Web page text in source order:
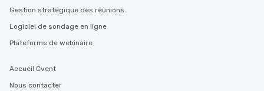
Gestion stratégique des réunions
Logiciel de sondage en ligne
Plateforme de webinaire
Accueil Cvent
Nous contacter